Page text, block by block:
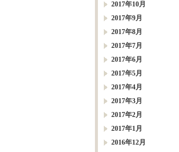
2017年10月
2017年9月
2017年8月
2017年7月
2017年6月
2017年5月
2017年4月
2017年3月
2017年2月
2017年1月
2016年12月